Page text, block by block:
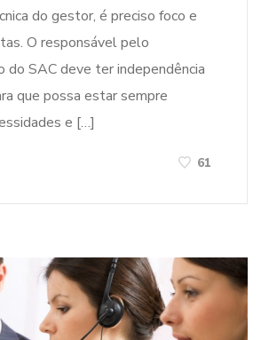
do gestor, é preciso foco e
O responsável pelo
do SAC deve ter independência
que possa estar sempre
e […]
61